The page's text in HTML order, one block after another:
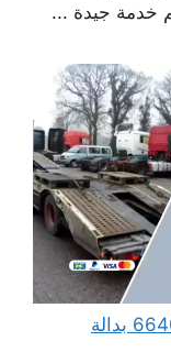
خدمة جيدة ...
ونش كرين سطحة ام الهيمان 66400336 بدالة